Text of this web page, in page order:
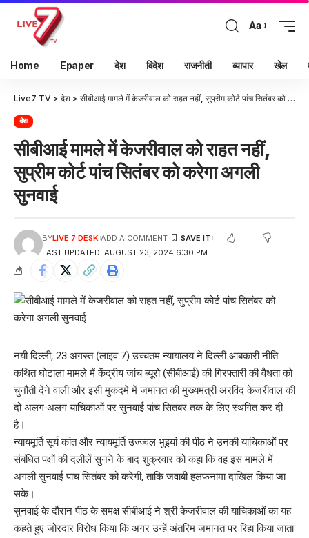
Aa
Home Epaper देश विदेश राजनीती व्यापार खेल
Live7 TV > देश > सीबीआई मामले में केजरीवाल को राहत नहीं, सुप्रीम कोर्ट पांच सितंबर को करेगा अगली सुनवाई
देश
सीबीआई मामले में केजरीवाल को राहत नहीं,
सुप्रीम कोर्ट पांच सितंबर को करेगा अगली
सुनवाई
LAST UPDATED: AUGUST 23, 2024 6:30 PM
BYLIVE 7 DESK ADD A COMMENT
नयी दिल्ली, 23 अगस्त (लाइव 7) उच्चतम न्यायालय ने दिल्ली आबकारी नीति
कथित घोटाला मामले में केंद्रीय जांच ब्यूरो (सीबीआई) की गिरफ्तारी की वैधता को
चुनौती देने वाली और इसी मुकदमे में जमानत की मुख्यमंत्री अरविंद केजरीवाल की
दो अलग-अलग याचिकाओं पर सुनवाई पांच सितंबर तक के लिए स्थगित कर दी
है।
न्यायमूर्ति सूर्य कांत और न्यायमूर्ति उज्ज्वल भुइयां की पीठ ने उनकी याचिकाओं पर
संबंधित पक्षों की दलीलें सुनने के बाद शुक्रवार को कहा कि वह इस मामले में
अगली सुनवाई पांच सितंबर को करेगी, ताकि जवाबी हलफनामा दाखिल किया जा
सके।
सुनवाई के दौरान पीठ के समक्ष सीबीआई ने श्री केजरीवाल की याचिकाओं का यह
कहते हुए जोरदार विरोध किया कि अगर उन्हें अंतरिम जमानत पर रिहा किया जाता